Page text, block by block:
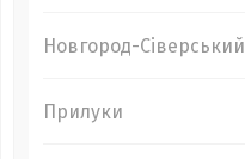
Новгород-Сіверський
Прилуки